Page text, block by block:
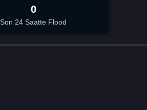
0
Son 24 Saatte Flood